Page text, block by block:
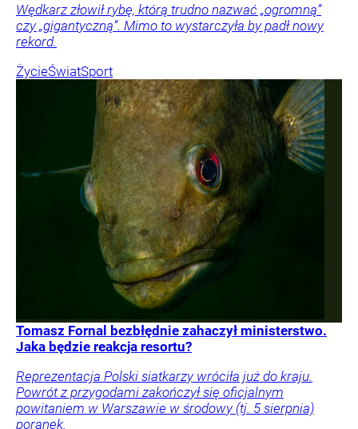
Wędkarz złowił rybę, którą trudno nazwać „ogromną”
czy „gigantyczną”. Mimo to wystarczyła by padł nowy
rekord.
ŻycieŚwiatSport
Tomasz Fornal bezbłędnie zahaczył ministerstwo.
Jaka będzie reakcja resortu?
Reprezentacja Polski siatkarzy wróciła już do kraju.
Powrót z przygodami zakończył się oficjalnym
powitaniem w Warszawie w środowy (tj. 5 sierpnia)
poranek.